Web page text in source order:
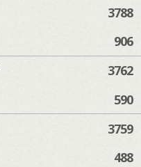
3788
906
3762
590
3759
488